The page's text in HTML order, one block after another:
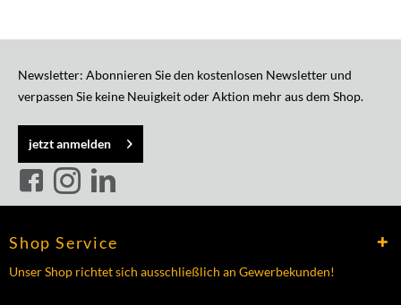
Newsletter: Abonnieren Sie den kostenlosen Newsletter und
verpassen Sie keine Neuigkeit oder Aktion mehr aus dem Shop.
jetzt anmelden
Shop Service
Unser Shop richtet sich ausschließlich an Gewerbekunden!